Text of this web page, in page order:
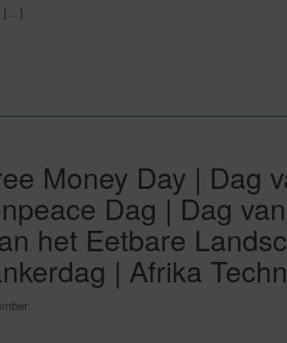
[…]
Money Day | Dag
Dag | Dag
het Eetbare
| Afrika